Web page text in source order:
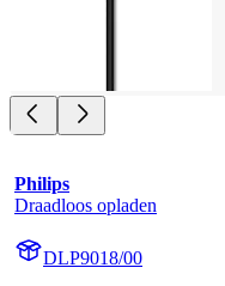
Philips
Draadloos opladen
DLP9018/00